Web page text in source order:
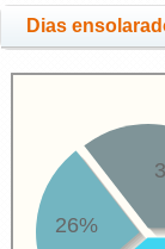
Dias
26%